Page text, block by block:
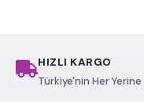
HIZLI KARGO
Türkiye'nin Her